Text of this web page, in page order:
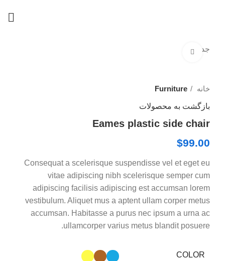
جدید
خانه Furniture
بازگشت به محصولات
Eames plastic side chair
$99.00
Consequat a scelerisque suspendisse vel et eget eu
vitae adipiscing nibh scelerisque semper cum
adipiscing facilisis adipiscing est accumsan lorem
vestibulum. Aliquet mus a aptent ullam corper metus
accumsan. Habitasse a purus nec ipsum a urna ac
ullamcorper varius metus blandit posuere.
COLOR